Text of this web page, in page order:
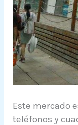
Este mercado
teléfonos y